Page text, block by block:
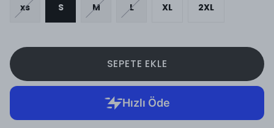
xs S M L XL 2XL
SEPETE EKLE